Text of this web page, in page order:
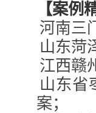
【案例
河南三
山东菏
江西赣
山东省
案；